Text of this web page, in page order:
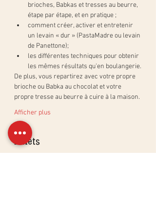
brioches, Babkas et tresses au beurre,
étape par étape, et en pratique ;
comment créer, activer et entretenir
un levain « dur » (PastaMadre ou levain
de Panettone);
les différentes techniques pour obtenir
les mêmes résultats qu'en boulangerie.
De plus, vous repartirez avec votre propre
brioche ou Babka au chocolat et votre
propre tresse au beurre à cuire à la maison.
Afficher plus
Billets